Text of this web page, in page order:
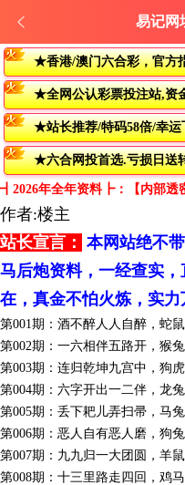
易记网
★香港/澳门六合彩，官方
★全网公认彩票投注站,资
★站长推荐/特码58倍/幸运
★六合网投首选.亏损日送
┫2026年全年资料┣：【内部透
作者:楼主
站长宣言： 本网站绝不
马后炮资料，一经查实
在，真金不怕火炼，实力
第001期：酒不醉人人自醉，蛇
第002期：一六相伴五路开，猴
第003期：连归乾坤九宫中，狗
第004期：六字开出一二伴，龙
第005期：丢下耙儿弄扫帚，马
第006期：恶人自有恶人磨，狗
第007期：九九归一大团圆，羊
第008期：十三里路走四回，鸡